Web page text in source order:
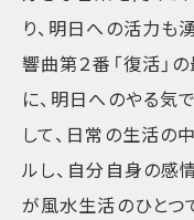
り、明日への活力も
響曲第２番「復活」
に、明日へのやる気
して、日常の生活の中
ルし、自分自身の感
が風水生活のひとつ